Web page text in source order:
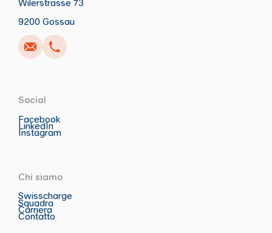
Wilerstrasse 73
9200 Gossau
Schreiben Copia
Anrufen Copia
Social
Facebook
LinkedIn
Instagram
Chi siamo
Swisscharge
Squadra
Carriera
Contatto